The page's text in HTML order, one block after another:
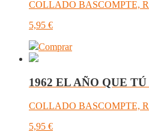
COLLADO BASCOMPTE,
5,95 €
Comprar
1962 EL AÑO QUE
COLLADO BASCOMPTE,
5,95 €